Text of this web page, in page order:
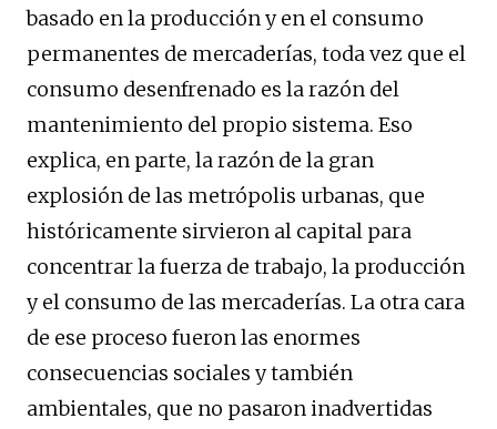
basado en la producción y en el consumo
permanentes de mercaderías, toda vez que el
consumo desenfrenado es la razón del
mantenimiento del propio sistema. Eso
explica, en parte, la razón de la gran
explosión de las metrópolis urbanas, que
históricamente sirvieron al capital para
concentrar la fuerza de trabajo, la producción
y el consumo de las mercaderías. La otra cara
de ese proceso fueron las enormes
consecuencias sociales y también
ambientales, que no pasaron inadvertidas